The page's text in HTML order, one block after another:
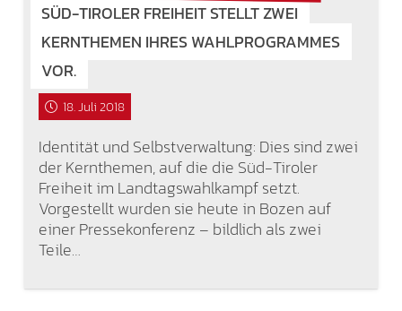
SÜD-TIROLER FREIHEIT STELLT ZWEI
KERNTHEMEN IHRES WAHLPROGRAMMES
VOR.
18. Juli 2018
Identität und Selbstverwaltung: Dies sind zwei
der Kernthemen, auf die die Süd-Tiroler
Freiheit im Landtagswahlkampf setzt.
Vorgestellt wurden sie heute in Bozen auf
einer Pressekonferenz – bildlich als zwei
Teile…